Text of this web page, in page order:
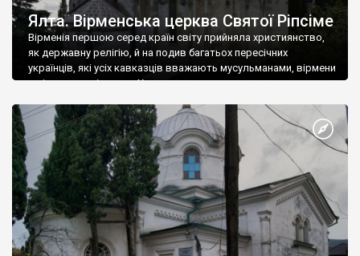
Ялта. Вірменська церква Святої Ріпсіме
Вірменія першою серед країн світу прийняла християнство,
як державну релігію, й на подив багатьох пересічних
українців, які усіх кавказців вважають мусульманами, вірмени
є відданими вірянами Христа